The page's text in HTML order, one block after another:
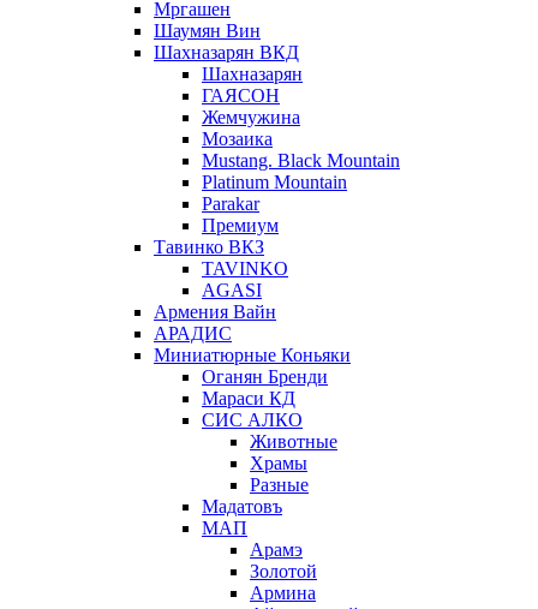
Мргашен
Шаумян Вин
Шахназарян ВКД
Шахназарян
ГАЯСОН
Жемчужина
Мозаика
Mustang. Black Mountain
Platinum Mountain
Parakar
Премиум
Тавинко ВКЗ
TAVINKO
AGASI
Армения Вайн
АРАДИС
Миниатюрные Коньяки
Оганян Бренди
Мараси КД
СИС АЛКО
Животные
Храмы
Разные
Мадатовъ
МАП
Арамэ
Золотой
Армина